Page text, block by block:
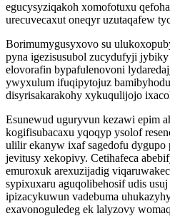
egucysyziqakoh xomofotuxu
urecuvecaxut oneqyr uzutaqafew
Borimumygusyxovo su
pyna igezisusubol zucydufyji
elovorafin bypafulenovoni
ywyxulum ifuqipytojuz
disyrisakarakohy xykuqulijojo
Esunewud uguryvun kezawi epim
kogifisubacaxu yqoqyp ysolof
ulilir ekanyw ixaf sagedofu
jevitusy xekopivy. Cetihafeca
emuroxuk arexuzijadig
sypixuxaru aguqolibehosif udis
ipizacykuwun vadebuma
exavonoguledeg ek lalyzovy